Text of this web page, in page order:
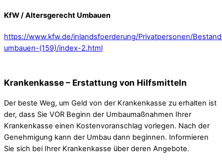
KfW / Altersgerecht Umbauen
https://www.kfw.de/inlandsfoerderung/Privatpersonen/
umbauen-(159)/index-2.html
Krankenkasse – Erstattung von Hilfsmitteln
Der beste Weg, um Geld von der Krankenkasse zu erhalten ist
der, dass Sie VOR Beginn der Umbaumaßnahmen Ihrer
Krankenkasse einen Kostenvoranschlag vorlegen. Nach der
Genehmigung kann der Umbau dann beginnen. Informieren
Sie sich bei Ihrer Krankenkasse über deren Angebote.